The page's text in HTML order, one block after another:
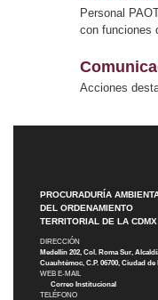
Personal
con funciones
Acciones
PROCURADURÍA
DEL ORDENAMIENTO
TERRITORIAL DE LA CDMX
DIRECCIÓN
Medellín 202, Col. Roma Sur,
Cuauhtémoc, C.P. 06700, Ciudad de
WEB E-MAIL
Correo Institucional
TELÉFONO